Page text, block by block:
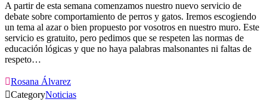
A partir de esta semana comenzamos nuestro nuevo servicio de
debate sobre comportamiento de perros y gatos. Iremos escogiendo
un tema al azar o bien propuesto por vosotros en nuestro muro. Este
servicio es gratuito, pero pedimos que se respeten las normas de
educación lógicas y que no haya palabras malsonantes ni faltas de
respeto…
Rosana Álvarez
CategoryNoticias